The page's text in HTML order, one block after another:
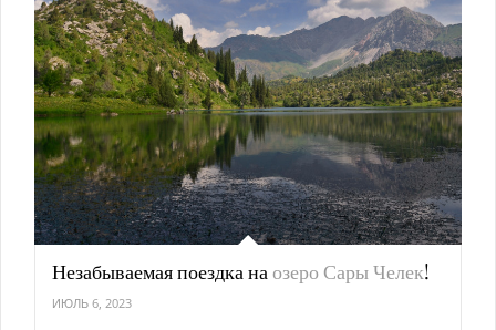
Незабываемая поездка наозеро Сары Челек!
ИЮЛЬ 6, 2023